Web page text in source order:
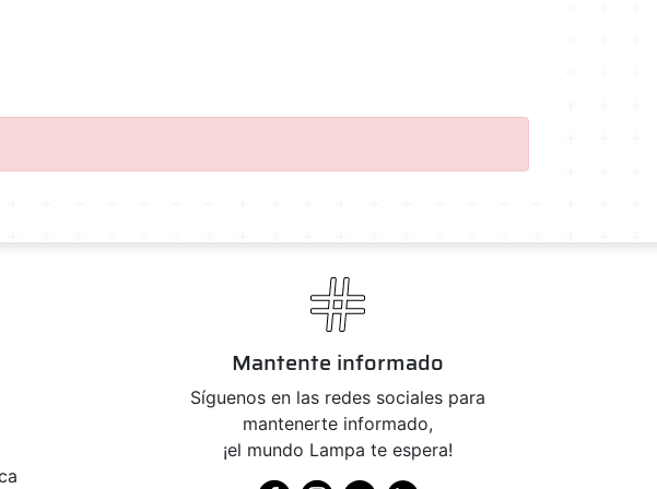
Mantente informado
Síguenos en las redes sociales para
mantenerte informado,
¡el mundo Lampa te espera!